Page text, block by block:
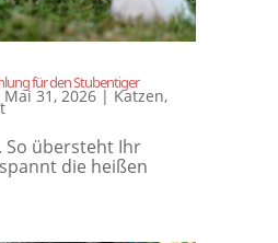
für den Stubentiger
Mai 31, 2026| Katzen,
So übersteht Ihr
die heißen